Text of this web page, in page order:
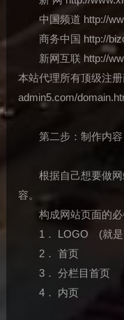
中国频道 http://
商务中国 http://
新网互联 http://
本站代理所有顶级注
admin5.com/
第二步：制作内容
根据自己想要做网
容。
构成网站页面的必
1． LOGO (就是
2． 首页
3． 分栏目首页
4． 内页